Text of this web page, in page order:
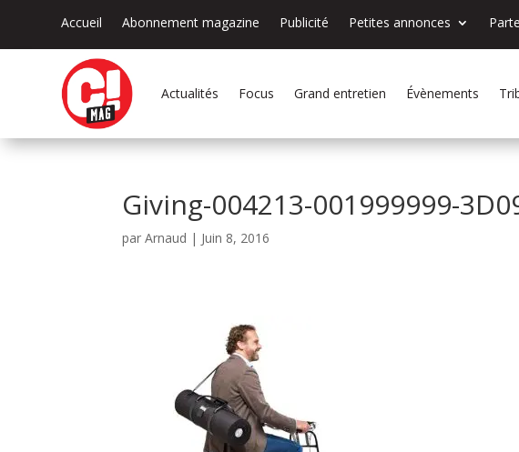
Accueil Abonnement magazine Publicité Petites annonces
Actualités Focus Grand entretien Évènements
Giving-004213-001999999-
parArnaud | Juin 8, 2016